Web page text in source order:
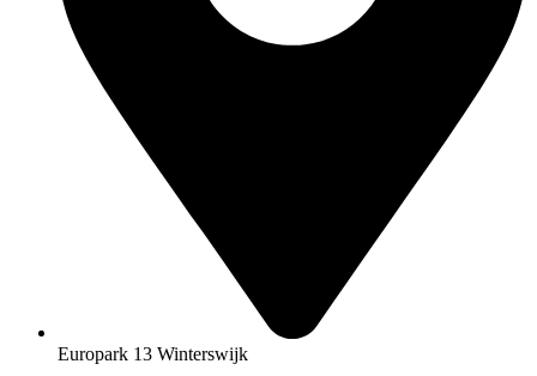
Europark 13 Winterswijk